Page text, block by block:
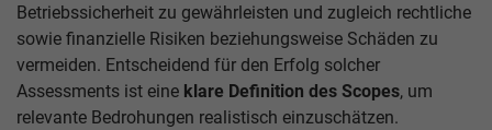
Betriebssicherheit zu gewährleisten und zugleich rechtliche
sowie finanzielle Risiken beziehungsweise Schäden zu
vermeiden. Entscheidend für den Erfolg solcher
Assessments ist eine klare Definition des Scopes, um
relevante Bedrohungen realistisch einzuschätzen.